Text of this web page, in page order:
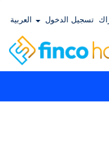
تسجيل الدخول